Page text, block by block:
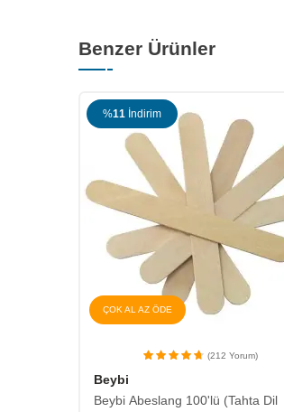
Benzer Ürünler
%23 İndirim
ÇOK AL AZ ÖDE
(30 Yorum)
Beybi
Beybi EKG Elektrodu (50'lik Paket)